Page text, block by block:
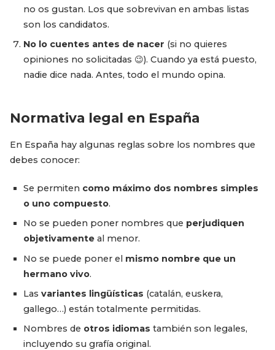
no os gustan. Los que sobrevivan en ambas listas
son los candidatos.
No lo cuentes antes de nacer (si no quieres
opiniones no solicitadas 😉). Cuando ya está puesto,
nadie dice nada. Antes, todo el mundo opina.
Normativa legal en España
En España hay algunas reglas sobre los nombres que
debes conocer:
Se permiten como máximo dos nombres simples
o uno compuesto.
No se pueden poner nombres que perjudiquen
objetivamenteal menor.
No se puede poner el mismo nombre que un
hermano vivo.
Las variantes lingüísticas (catalán, euskera,
gallego…) están totalmente permitidas.
Nombres de otros idiomas también son legales,
incluyendo su grafía original.